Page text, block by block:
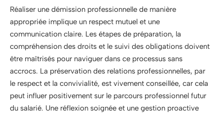
Réaliser une démission professionnelle de manière
appropriée implique un respect mutuel et une
communication claire. Les étapes de préparation, la
compréhension des droits et le suivi des obligations doivent
être maîtrisés pour naviguer dans ce processus sans
accrocs. La préservation des relations professionnelles, par
le respect et la convivialité, est vivement conseillée, car cela
peut influer positivement sur le parcours professionnel futur
du salarié. Une réflexion soignée et une gestion proactive